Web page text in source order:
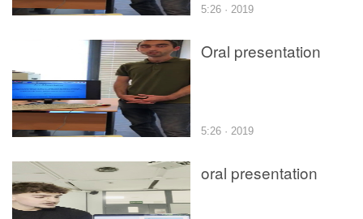
5:26 · 2019
Oral presentation
5:26 · 2019
oral presentation